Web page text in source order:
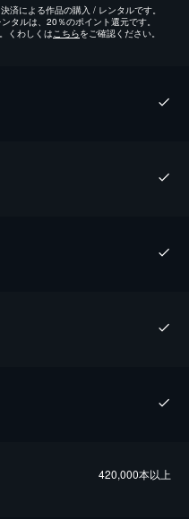
済による作品の購入 / レンタルです。
タルは、20％のポイント還元です。
くわしくはこちらをご確認ください。
420,000本以上